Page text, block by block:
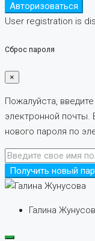
Авторизоваться
User registration is
Сброс пароля
×
Пожалуйста,
электронной почты.
нового пароля по
Получить новый
Галина